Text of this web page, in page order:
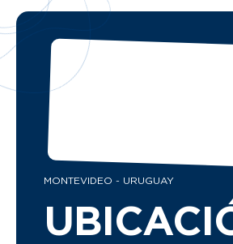
MONTEVIDEO - URUGUAY